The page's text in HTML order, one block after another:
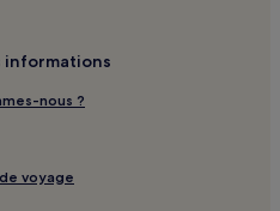
informations
nous ?
voyage